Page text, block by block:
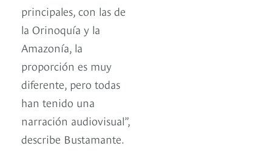
principales, con las de
la Orinoquía y la
Amazonía, la
proporción es muy
diferente, pero todas
han tenido una
narración audiovisual”,
describe Bustamante.